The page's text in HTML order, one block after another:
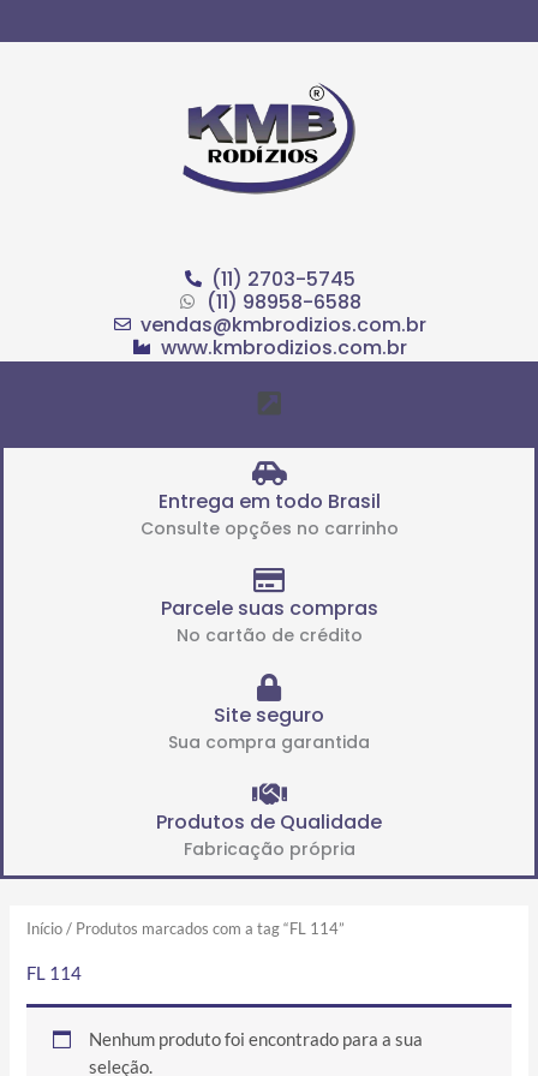
para
(11) 2703-5745
(11) 98958-6588
vendas@kmbrodizios.com.br
www.kmbrodizios.com.br
Menu
Entrega em todo Brasil
Consulte opções no carrinho
Parcele suas compras
No cartão de crédito
Site seguro
Sua compra garantida
Produtos de Qualidade
Fabricação própria
Início/ Produtos marcados com a tag “FL 114”
FL 114
Nenhum produto foi encontrado para a sua
seleção.